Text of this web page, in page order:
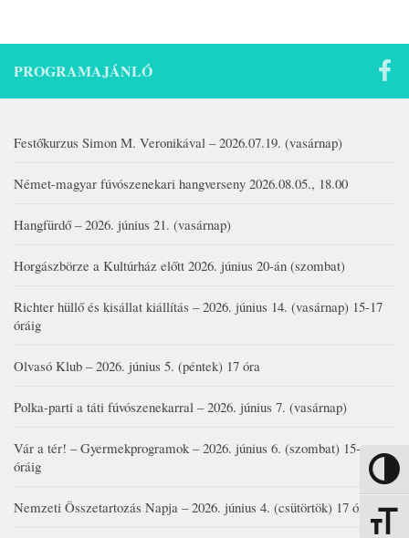
Nagy
PROGRAMAJÁNLÓ
Festőkurzus Simon M. Veronikával – 2026.07.19. (vasárnap)
Német-magyar fúvószenekari hangverseny 2026.08.05., 18.00
Hangfürdő – 2026. június 21. (vasárnap)
Horgászbörze a Kultúrház előtt 2026. június 20-án (szombat)
Richter hüllő és kisállat kiállítás – 2026. június 14. (vasárnap) 15-17
óráig
Olvasó Klub – 2026. június 5. (péntek) 17 óra
Polka-parti a táti fúvószenekarral – 2026. június 7. (vasárnap)
Vár a tér! – Gyermekprogramok – 2026. június 6. (szombat) 15-19
óráig
Nemzeti Összetartozás Napja – 2026. június 4. (csütörtök) 17 óra